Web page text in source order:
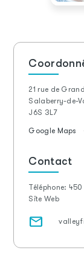
21 rue de
Salaberry-de-
J6S 3L7
Google Maps
Contact
Téléphone: 450
Site Web